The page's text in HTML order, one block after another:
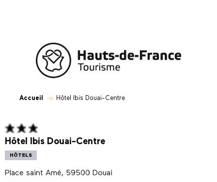
Accueil Hôtel Ibis Douai-Centre
Hôtel Ibis Douai-Centre
HÔTELS
Place saint Amé, 59500 Douai